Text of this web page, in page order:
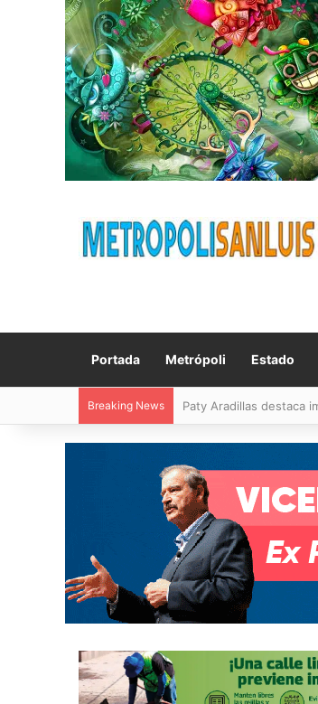
Portada Metrópoli Estado
Breaking News Villa de Pozos reporta